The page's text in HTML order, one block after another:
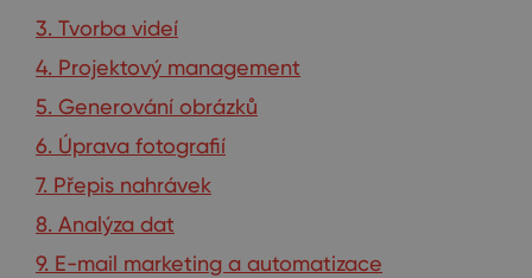
3. Tvorba videí
4. Projektový management
5. Generování obrázků
6. Úprava fotografií
7. Přepis nahrávek
8. Analýza dat
9. E-mail marketing a automatizace